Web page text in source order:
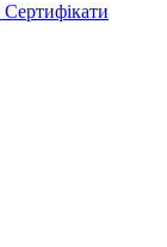
Сертифікати